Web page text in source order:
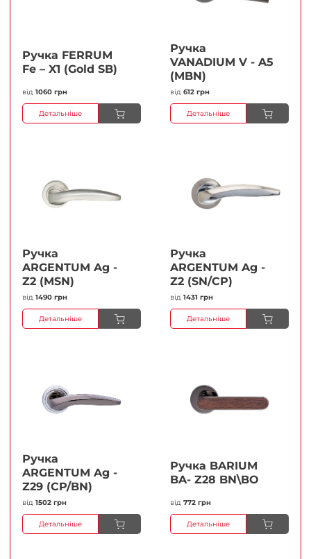
Ручка FERRUМ
Fe – X1 (Gold SB)
від 1060 грн
Детальніше
Ручка
VANADIUM V - A5
(MBN)
від 612 грн
Детальніше
Ручка
ARGENTUM Ag -
Z2 (MSN)
від 1490 грн
Детальніше
Ручка
ARGENTUM Ag -
Z2 (SN/CP)
від 1431 грн
Детальніше
Ручка
ARGENTUM Ag -
Z29 (CP/BN)
від 1502 грн
Детальніше
Ручка BARIUM
BA- Z28 BN\BO
від 772 грн
Детальніше